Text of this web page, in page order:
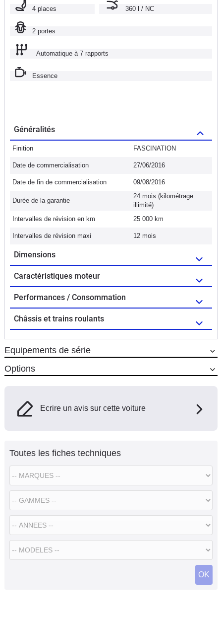
4 places 360 l / NC
2 portes
Automatique à 7 rapports
Essence
Généralités
Finition FASCINATION
Date de commercialisation 27/06/2016
Date de fin de commercialisation 09/08/2016
Durée de la garantie
24 mois (kilométrage
illimité)
Intervalles de révision en km
25 000 km
Intervalles de révision maxi 12 mois
Dimensions
Caractéristiques moteur
Performances / Consommation
Châssis et trains roulants
Equipements de série
Options
Ecrire un avis sur cette voiture
Toutes les fiches techniques